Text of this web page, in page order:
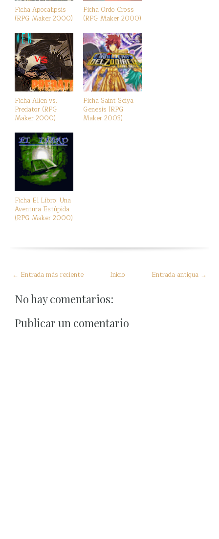
Ficha Apocalipsis
(RPG Maker 2000)
Ficha Ordo Cross
(RPG Maker 2000)
Ficha Alien vs.
Predator (RPG
Maker 2000)
Ficha Saint Seiya
Genesis (RPG
Maker 2003)
Ficha El Libro: Una
Aventura Estúpida
(RPG Maker 2000)
← Entrada más reciente Entrada antigua →
Inicio
No hay comentarios:
Publicar un comentario